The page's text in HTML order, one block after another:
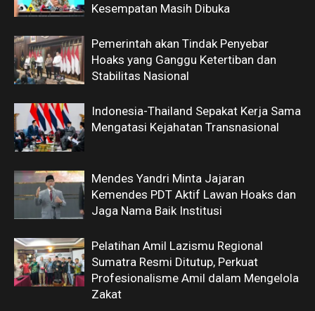
Kesempatan Masih Dibuka
Pemerintah akan Tindak Penyebar
Hoaks yang Ganggu Ketertiban dan
Stabilitas Nasional
Indonesia-Thailand Sepakat Kerja Sama
Mengatasi Kejahatan Transnasional
Mendes Yandri Minta Jajaran
Kemendes PDT Aktif Lawan Hoaks dan
Jaga Nama Baik Institusi
Pelatihan Amil Lazismu Regional
Sumatra Resmi Ditutup, Perkuat
Profesionalisme Amil dalam Mengelola
Zakat